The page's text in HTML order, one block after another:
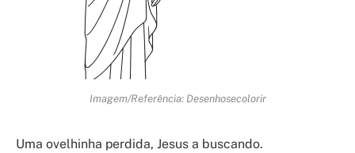
Imagem/Referência: Desenhosecolorir
Uma ovelhinha perdida, Jesus a buscando.